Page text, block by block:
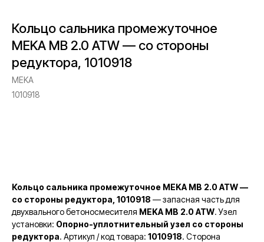
Кольцо сальника промежуточное
MEKA MB 2.0 ATW — со стороны
редуктора, 1010918
MEKA
1010918
Кольцо сальника промежуточное MEKA MB 2.0 ATW —
со стороны редуктора, 1010918 — запасная часть для
двухвального бетоносмесителя MEKA MB 2.0 ATW. Узел
установки: Опорно-уплотнительный узел со стороны
редуктора. Артикул / код товара: 1010918. Сторона